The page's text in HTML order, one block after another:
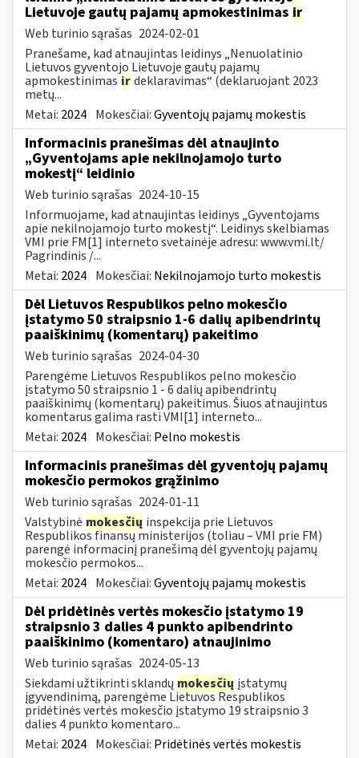
Lietuvoje gautų pajamų apmokestinimas ir
Web turinio sąrašas 2024-02-01
Pranešame, kad atnaujintas leidinys „Nenuolatinio
Lietuvos gyventojo Lietuvoje gautų pajamų
apmokestinimas irdeklaravimas“ (deklaruojant 2023
metų...
Metai: 2024 Mokesčiai:Gyventojų pajamų mokestis
Informacinis pranešimas dėl atnaujinto
„Gyventojams apie nekilnojamojo turto
mokestį“ leidinio
Web turinio sąrašas 2024-10-15
Informuojame, kad atnaujintas leidinys „Gyventojams
apie nekilnojamojo turto mokestį“. Leidinys skelbiamas
VMI prie FM[1] interneto svetainėje adresu: www.vmi.lt/
Pagrindinis /...
Metai: 2024 Mokesčiai: Nekilnojamojo turto mokestis
Dėl Lietuvos Respublikos pelno mokesčio
įstatymo 50 straipsnio 1-6 dalių apibendrintų
paaiškinimų (komentarų) pakeitimo
Web turinio sąrašas 2024-04-30
Parengėme Lietuvos Respublikos pelno mokesčio
įstatymo 50 straipsnio 1 - 6 dalių apibendrintų
paaiškinimų (komentarų) pakeitimus. Šiuos atnaujintus
komentarus galima rasti VMI[1] interneto...
Metai: 2024 Mokesčiai: Pelno mokestis
Informacinis pranešimas dėl gyventojų pajamų
mokesčio permokos grąžinimo
Web turinio sąrašas 2024-01-11
Valstybinė mokesčių inspekcija prie Lietuvos
Respublikos finansų ministerijos (toliau – VMI prie FM)
parengė informacinį pranešimą dėl gyventojų pajamų
mokesčio permokos...
Metai: 2024 Mokesčiai:Gyventojų pajamų mokestis
Dėl pridėtinės vertės mokesčio įstatymo 19
straipsnio 3 dalies 4 punkto apibendrinto
paaiškinimo (komentaro) atnaujinimo
Web turinio sąrašas 2024-05-13
Siekdami užtikrinti sklandų mokesčių įstatymų
įgyvendinimą, parengėme Lietuvos Respublikos
pridėtinės vertės mokesčio įstatymo 19 straipsnio 3
dalies 4 punkto komentaro...
Metai: 2024 Mokesčiai: Pridėtinės vertės mokestis